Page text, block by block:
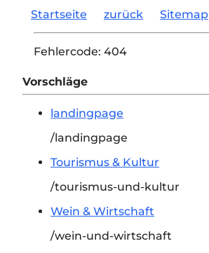
Startseite zurück Sitemap
Fehlercode: 404
Vorschläge
landingpage
/landingpage
Tourismus & Kultur
/tourismus-und-kultur
Wein & Wirtschaft
/wein-und-wirtschaft